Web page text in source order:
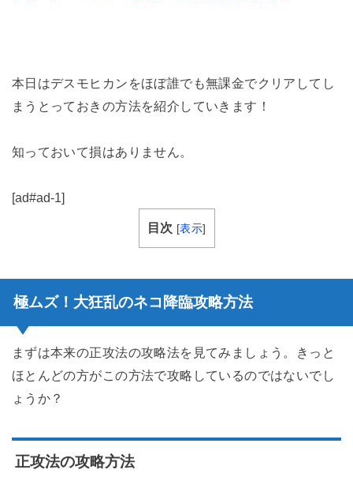
本日はデスモヒカンをほぼ誰でも無課金でクリアしてし
まうとっておきの方法を紹介していきます！
知っておいて損はありません。
[ad#ad-1]
目次 [表示]
極ムズ！大狂乱のネコ降臨攻略方法
まずは本来の正攻法の攻略法を見てみましょう。きっと
ほとんどの方がこの方法で攻略しているのではないでし
ょうか？
正攻法の攻略方法